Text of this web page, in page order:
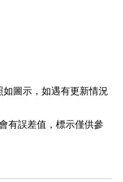
如圖示，如遇有更新情況
有誤差值，標示僅供參